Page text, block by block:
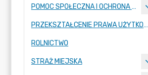
POMOC SPOŁECZNA I OCHRONA ZDROWIA
PRZEKSZTAŁCENIE PRAWA UŻYTKOWANIA WIECZYSTEGO W PRAWO WŁASNOŚCI
ROLNICTWO
STRAŻ MIEJSKA